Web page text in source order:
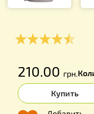
210.00 грн.
Купить